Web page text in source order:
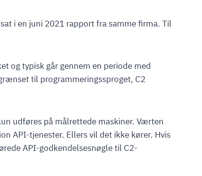
i en juni 2021 rapport fra samme firma. Til
og typisk går gennem en periode med
til programmeringssproget, C2
udføres på målrettede maskiner. Værten
API-tjenester. Ellers vil det ikke kører. Hvis
API-godkendelsesnøgle til C2-